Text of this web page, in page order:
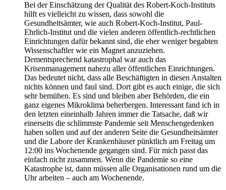
Bei der Einschätzung der Qualität des Robert-Koch-Instituts
hilft es vielleicht zu wissen, dass sowohl die
Gesundheitsämter, wie auch Robert-Koch-Institut, Paul-
Ehrlich-Institut und die vielen anderen öffentlich-rechtlichen
Einrichtungen dafür bekannt sind, die eher weniger begabten
Wissenschaftler wie ein Magnet anzuziehen.
Dementsprechend katastrophal war auch das
Krisenmanagement nahezu aller öffentlichen Einrichtungen.
Das bedeutet nicht, dass alle Beschäftigten in diesen Anstalten
nichts können und faul sind. Dort gibt es auch einige, die sich
sehr bemühen. Es sind und bleiben aber Behörden, die ein
ganz eigenes Mikroklima beherbergen. Interessant fand ich in
den letzten eineinhalb Jahren immer die Tatsache, daß wir
einerseits die schlimmste Pandemie seit Menschengedenken
haben sollen und auf der anderen Seite die Gesundheitsämter
und die Labore der Krankenhäuser pünktlich am Freitag um
12:00 ins Wochenende gegangen sind. Für mich passt das
einfach nicht zusammen. Wenn die Pandemie so eine
Katastrophe ist, dann müssen alle Organisationen rund um die
Uhr arbeiten – auch am Wochenende.